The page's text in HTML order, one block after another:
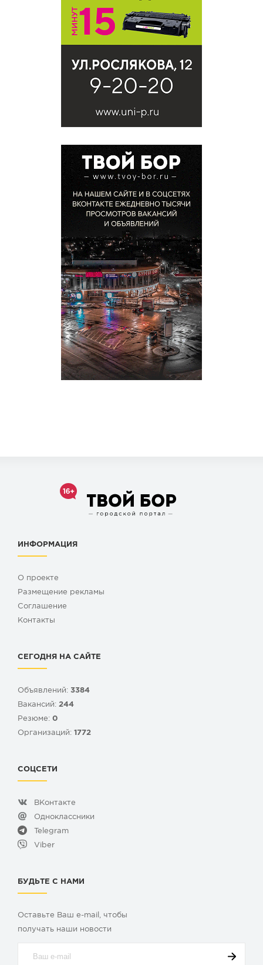
ИНФОРМАЦИЯ
О проекте
Размещение рекламы
Cоглашение
Контакты
СЕГОДНЯ НА САЙТЕ
Объявлений: 3384
Вакансий: 244
Резюме: 0
Организаций: 1772
СОЦСЕТИ
ВКонтакте
Одноклассники
Telegram
Viber
БУДЬТЕ С НАМИ
Оставьте Ваш e-mail, чтобы
получать наши новости